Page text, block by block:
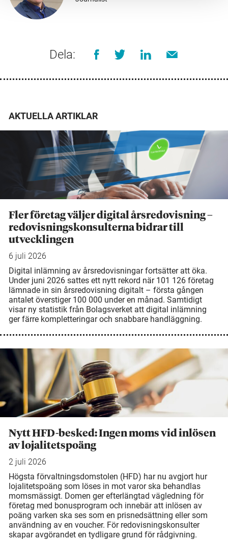
Dela:
AKTUELLA ARTIKLAR
Fler företag väljer digital årsredovisning –
redovisningskonsulterna bidrar till
utvecklingen
6 juli 2026
Digital inlämning av årsredovisningar fortsätter att öka.
Under juni 2026 sattes ett nytt rekord när 101 126 företag
lämnade in sin årsredovisning digitalt – första gången
antalet överstiger 100 000 under en månad. Samtidigt
visar ny statistik från Bolagsverket att digital inlämning
ger färre kompletteringar och snabbare handläggning.
Nytt HFD-besked: Ingen moms vid inlösen
av lojalitetspoäng
2 juli 2026
Högsta förvaltningsdomstolen (HFD) har nu avgjort hur
lojalitetspoäng som löses in mot varor ska behandlas
momsmässigt. Domen ger efterlängtad vägledning för
företag med bonusprogram och innebär att inlösen av
poäng varken ska ses som en prisnedsättning eller som
användning av en voucher. För redovisningskonsulter
skapar avgörandet en tydligare grund för rådgivning.